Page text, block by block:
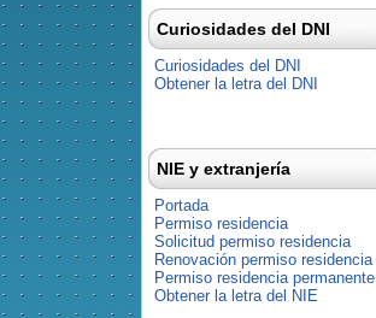
Curiosidades del DNI
Curiosidades del DNI
Obtener la letra del DNI
NIE y extranjería
Portada
Permiso residencia
Solicitud permiso residencia
Renovación permiso residencia
Permiso residencia permanente
Obtener la letra del NIE